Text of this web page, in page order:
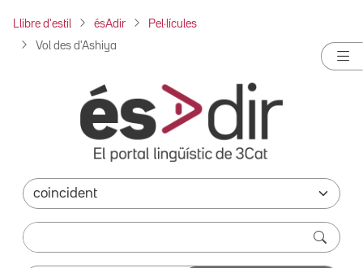
Llibre d'estil ésAdir Pel·lícules
Vol des d'Ashiya